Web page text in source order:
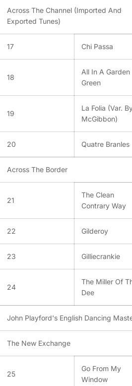
Across The Channel (Imported And
Exported Tunes)
17 Chi Passa
18
All In A Garden
Green
19
La Folia (Var.
McGibbon)
20 Quatre Branles
Across The Border
21
The Clean
Contrary Way
22 Gilderoy
23 Gilliecrankie
24
The Miller Of
Dee
John Playford's English Dancing
The New Exchange
25
Go From My
Window